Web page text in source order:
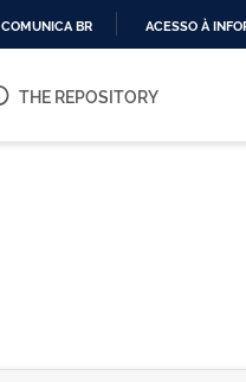
O
COMUNICA BR ACESSO À
THE REPOSITORY